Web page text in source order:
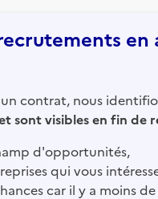
contrat, nous
sont visibles en fin de
d'opportunités,
qui vous
car il y a moins